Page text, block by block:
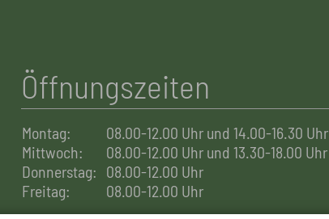
Öffnungszeiten
Montag:
08.00-12.00 Uhr und 14.00-16.30 Uhr
Mittwoch:
08.00-12.00 Uhr und 13.30-18.00 Uhr
Donnerstag: 08.00-12.00 Uhr
Freitag:
08.00-12.00 Uhr